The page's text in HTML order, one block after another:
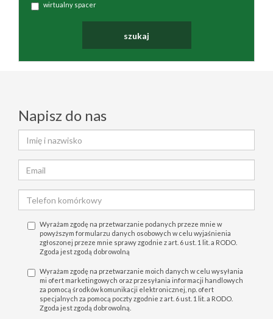
wirtualny spacer
Napisz do nas
Wyrażam zgodę na przetwarzanie podanych przeze mnie w
powyższym formularzu danych osobowych w celu wyjaśnienia
zgłoszonej przeze mnie sprawy zgodnie z art. 6 ust. 1 lit. a RODO.
Zgoda jest zgodą dobrowolną
Wyrażam zgodę na przetwarzanie moich danych w celu wysyłania
mi ofert marketingowych oraz przesyłania informacji handlowych
za pomocą środków komunikacji elektronicznej, np. ofert
specjalnych za pomocą poczty zgodnie z art. 6 ust. 1 lit. a RODO.
Zgoda jest zgodą dobrowolną.